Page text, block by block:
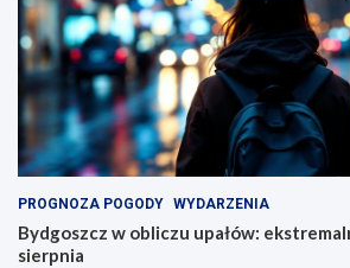
PROGNOZA POGODY WYDARZENIA
Bydgoszcz w obliczu upałów:
sierpnia